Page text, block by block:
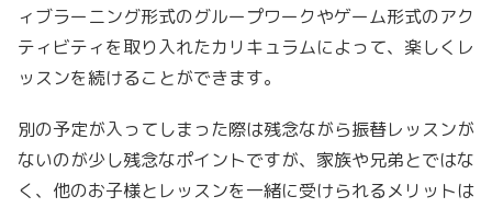
ィブラーニング形式のグループワークやゲーム形式のアク
ティビティを取り入れたカリキュラムによって、楽しくレ
ッスンを続けることができます。
別の予定が入ってしまった際は残念ながら振替レッスンが
ないのが少し残念なポイントですが、家族や兄弟とではな
く、他のお子様とレッスンを一緒に受けられるメリットは